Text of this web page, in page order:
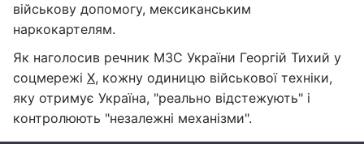
військову допомогу, мексиканським
наркокартелям.
Як наголосив речник МЗС України Георгій Тихий у
соцмережі X, кожну одиницю військової техніки,
яку отримує Україна, "реально відстежують" і
контролюють "незалежні механізми".